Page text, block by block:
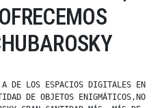
A DE LOS ESPACIOS DIGITALES EN
DE OBJETOS ENIGMÁTICOS,NO